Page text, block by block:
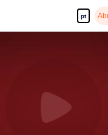
pt
séries em alta definição e com